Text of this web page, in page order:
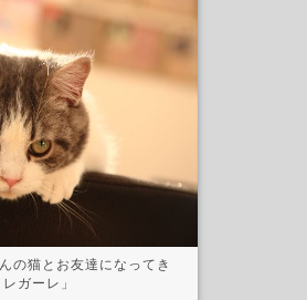
の猫とお友達になってき
ガーレ」